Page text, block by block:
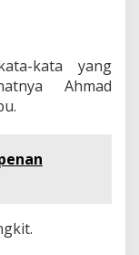
kata yang
Ahmad